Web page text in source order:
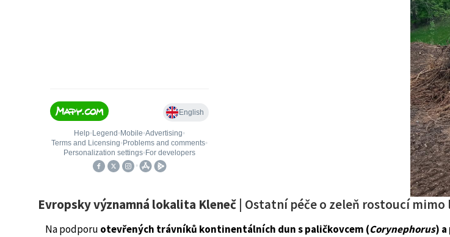
Evropsky významná lokalita Kleneč | Ostatní péče o zeleň rostoucí mimo
Na podporu otevřených trávníků kontinentálních dun s paličkovcem (Corynephorus) a